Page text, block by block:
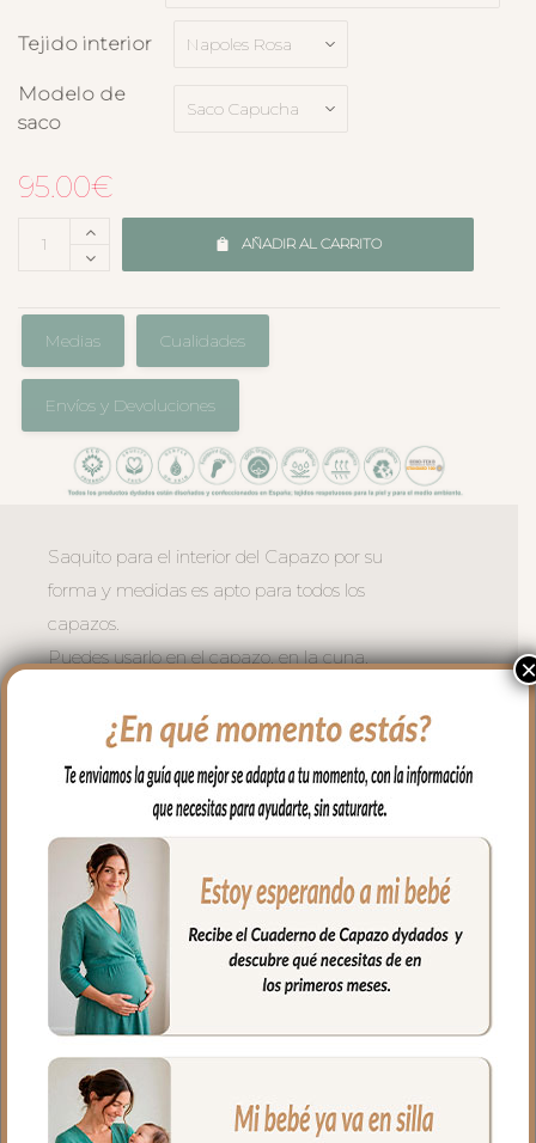
Tejido interior
Modelo de
saco
95.00€
AÑADIR AL CARRITO
Medias Cualidades
Envíos y Devoluciones
Saquito para el interior del Capazo por su
forma y medidas es apto para todos los
capazos.
Puedes usarlo en el capazo, en la cuna,
Es un saquito cruzado en los laterales y
apto para todo tipo de capazos.
En los laterales va cerrado con botones y
en la parte de abajo con cremallera para
mayor seguridad.
El tejido exterior en tejido piqué bordado;
un piqué de algodón.
Para el tejido del interior puedes elegir en
piqué de algodón o en pelo corto liso.
El relleno del saquito es micro fibra hueca
para mayor confort del bebé y muy
buena transpirabilidad.
×